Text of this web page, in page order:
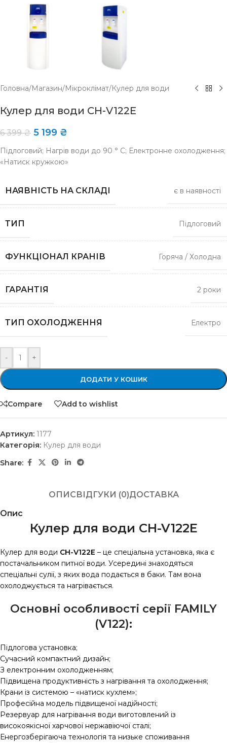
Головна/Магазин/Мікроклімат/Кулер для води
Кулер для води CH-V122E
6 399₴ 5 199 ₴
Підлоговий; Нагрів води до 90 ° С; Електронне охолодження;
«Натиск кружкою»
НАЯВНІСТЬ НА СКЛАДІ є в наявності
ТИП Підлоговий
ФУНКЦІОНАЛ КРАНІВ Горяча / Холодна
ГАРАНТІЯ 2 роки
ТИП ОХОЛОДЖЕННЯ Електро
- +
ДОДАТИ У КОШИК
Compare Add to wishlist
Артикул: 1177
Категорія: Кулер для води
Share:
ОПИС ВІДГУКИ (0)ДОСТАВКА
Опис
Кулер для води CH-V122E
Кулер для води CH-V122E – це спеціальна установка, яка є
постачальником питної води. Усередині знаходяться
спеціальні сулії, з яких вода подається в баки. Там вона
охолоджується та нагрівається.
Основні особливості серії FAMILY
(V122):
Підлогова установка;
Сучасний компактний дизайн;
З електронним охолодженням;
Підвищена продуктивність з нагрівання та охолодження;
Крани із системою – «натиск кухлем»;
Професійна модель підвищеної надійності;
Резервуар для нагрівання води виготовлений із
високоякісної харчової нержавіючої сталі;
Енергозберігаюча технологія та низьке споживання